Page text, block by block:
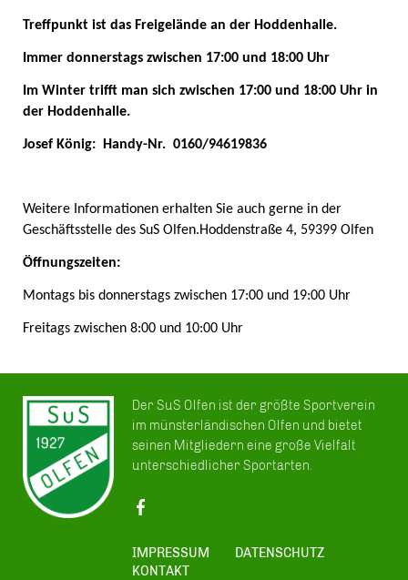
Treffpunkt ist das Freigelände an der Hoddenhalle.
Immer donnerstags zwischen 17:00 und 18:00 Uhr
Im Winter trifft man sich zwischen 17:00 und 18:00 Uhr in
der Hoddenhalle.
Josef König: Handy-Nr. 0160/94619836
Weitere Informationen erhalten Sie auch gerne in der
Geschäftsstelle des SuS Olfen.Hoddenstraße 4, 59399 Olfen
Öffnungszeiten:
Montags bis donnerstags zwischen 17:00 und 19:00 Uhr
Freitags zwischen 8:00 und 10:00 Uhr
Der SuS Olfen ist der größte Sportverein
im münsterländischen Olfen und bietet
seinen Mitgliedern eine große Vielfalt
unterschiedlicher Sportarten.
IMPRESSUM
DATENSCHUTZ
KONTAKT